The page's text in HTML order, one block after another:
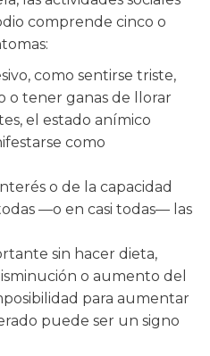
comprende cinco o
como sentirse triste,
o tener ganas de llorar
el estado anímico
como
o de la capacidad
—o en casi todas— las
sin hacer dieta,
o aumento del
para aumentar
puede ser un signo